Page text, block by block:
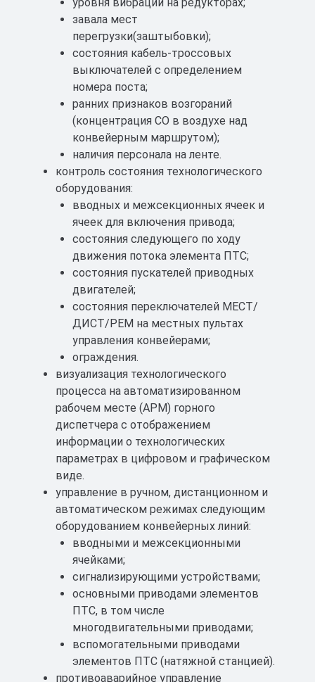
уровня вибрации на редукторах;
завала мест
перегрузки(заштыбовки);
состояния кабель-троссовых
выключателей с определением
номера поста;
ранних признаков возгораний
(концентрация СО в воздухе над
конвейерным маршрутом);
наличия персонала на ленте.
контроль состояния технологического
оборудования:
вводных и межсекционных ячеек и
ячеек для включения привода;
состояния следующего по ходу
движения потока элемента ПТС;
состояния пускателей приводных
двигателей;
состояния переключателей МЕСТ/
ДИСТ/РЕМ на местных пультах
управления конвейерами;
ограждения.
визуализация технологического
процесса на автоматизированном
рабочем месте (АРМ) горного
диспетчера с отображением
информации о технологических
параметрах в цифровом и графическом
виде.
управление в ручном, дистанционном и
автоматическом режимах следующим
оборудованием конвейерных линий:
вводными и межсекционными
ячейками;
сигнализирующими устройствами;
основными приводами элементов
ПТС, в том числе
многодвигательными приводами;
вспомогательными приводами
элементов ПТС (натяжной станцией).
противоаварийное управление